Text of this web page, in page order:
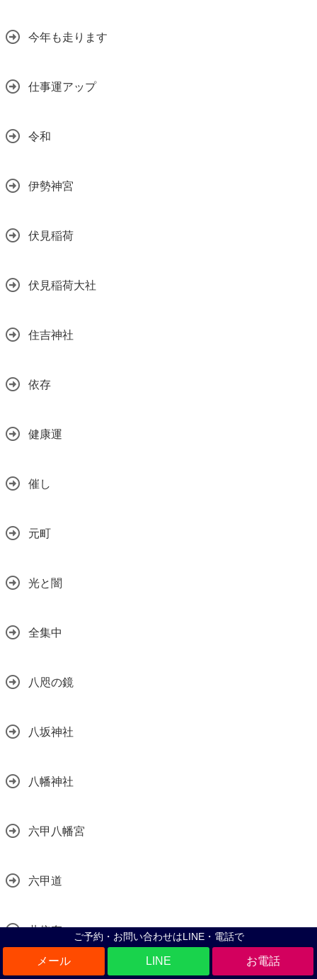
ご予約・お問い合わせはLINE・電話で
LINE
今年も走ります
仕事運アップ
令和
伊勢神宮
伏見稲荷
伏見稲荷大社
住吉神社
依存
健康運
催し
元町
光と闇
全集中
八咫の鏡
八坂神社
八幡神社
六甲八幡宮
六甲道
共依存